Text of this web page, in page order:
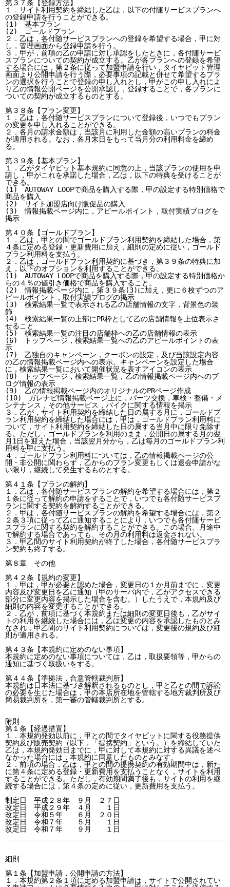
細則
第１条【加盟申請，公開申請の方法】
１．本規約第２条１項に定める加盟申請は，サイトで公開されてい